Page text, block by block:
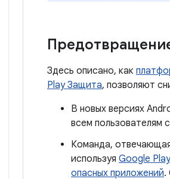
Здесь описано, как
Play Защита, позволяют
В новых версиях
всем пользователям
Команда,
используя Google
опасных приложений.